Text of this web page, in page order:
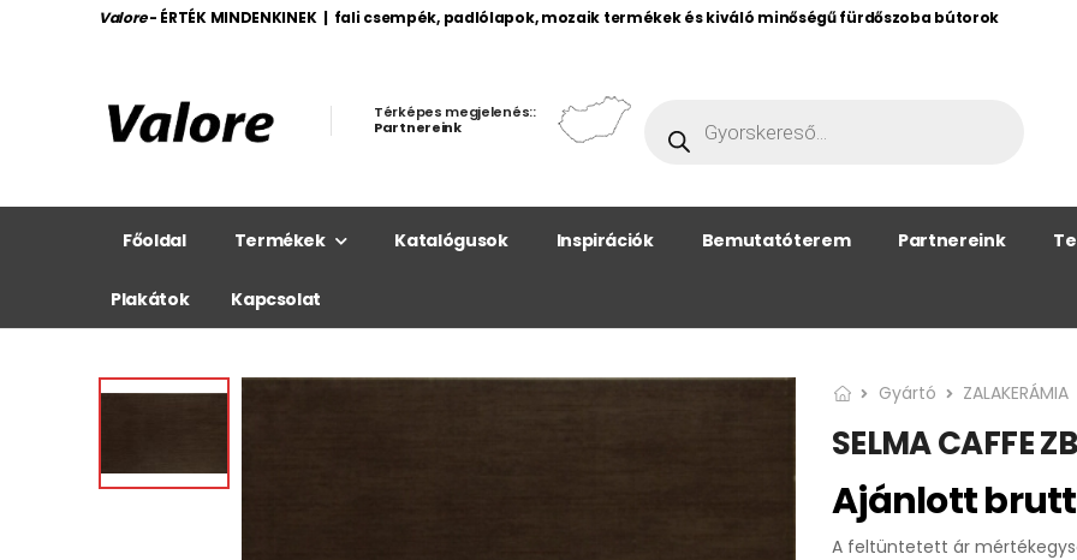
Valore - ÉRTÉK MINDENKINEK | fali csempék, padlólapok, mozaik termékek és kiváló minőségű fürdőszoba bútorok
Térképes megjelenés::
Partnereink
Főoldal Termékek Katalógusok Inspirációk Bemutatóterem Partnereink
Plakátok Kapcsolat
Gyártó ZALAKERÁMIA
SELMA CAFFE
Ajánlott
A feltüntetett ár